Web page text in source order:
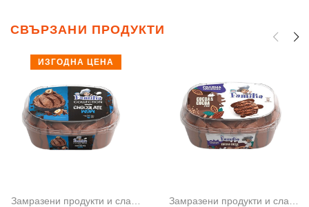
СВЪРЗАНИ ПРОДУКТИ
ИЗГОДНА ЦЕНА
Сладоледи